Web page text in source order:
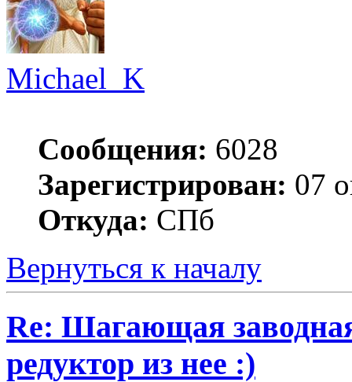
Michael_K
Сообщения: 6028
Зарегистрирован: 07
Откуда: СПб
Вернуться к началу
Re: Шагающая
редуктор из нее :)